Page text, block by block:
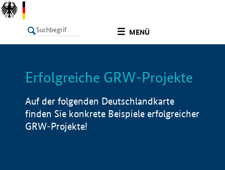
MENÜ
LISTE Info
Erfolgreiche GRW-Projekte
Auf der folgenden Deutschlandkarte
finden Sie konkrete Beispiele erfolgreicher
GRW-Projekte!